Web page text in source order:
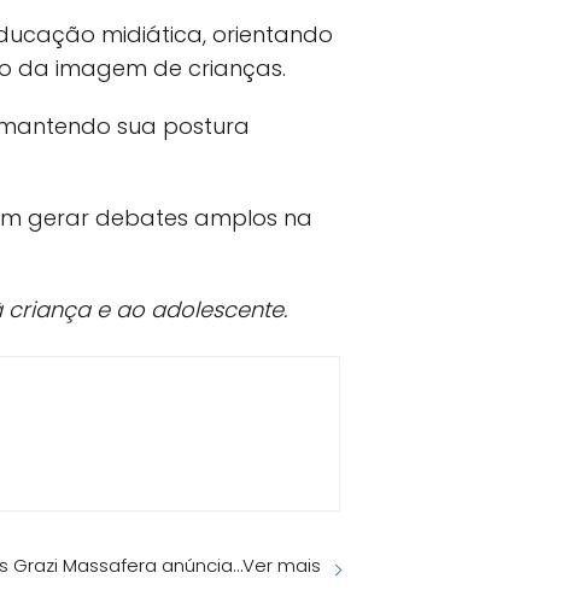
midiática, orientando
da imagem de crianças.
sua postura
gerar debates amplos na
e ao adolescente.
Grazi Massafera anúncia…Ver mais